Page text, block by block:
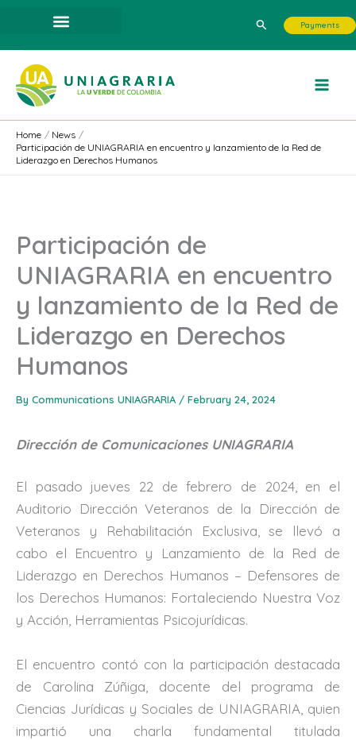
content
Search Payments
Home
News
Participación de UNIAGRARIA en encuentro y lanzamiento de la Red de
Liderazgo en Derechos Humanos
Participación de
UNIAGRARIA en encuentro
y lanzamiento de la Red de
Liderazgo en Derechos
Humanos
By Communications UNIAGRARIA / February 24, 2024
Dirección de Comunicaciones UNIAGRARIA
El pasado jueves 22 de febrero de 2024, en el
Auditorio Dirección Veteranos de la Dirección de
Veteranos y Rehabilitación Exclusiva, se llevó a
cabo el Encuentro y Lanzamiento de la Red de
Liderazgo en Derechos Humanos – Defensores de
los Derechos Humanos: Fortaleciendo Nuestra Voz
y Acción, Herramientas Psicojurídicas.
El encuentro contó con la participación destacada
de Carolina Zúñiga, docente del programa de
Ciencias Jurídicas y Sociales de UNIAGRARIA, quien
impartió una charla fundamental titulada